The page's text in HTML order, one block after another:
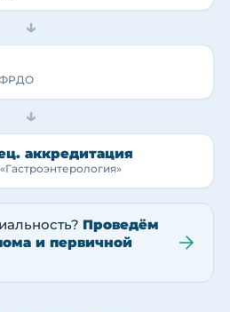
→
ФРДО
→
аккредитация
Проведём
и первичной